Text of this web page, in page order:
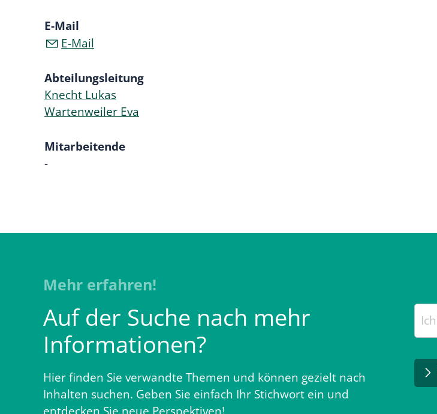
E-Mail
E-Mail
Abteilungsleitung
Knecht Lukas
Wartenweiler Eva
Mitarbeitende
-
Mehr erfahren!
Auf der Suche nach mehr
Informationen?
Hier finden Sie verwandte Themen und können gezielt nach
Inhalten suchen. Geben Sie einfach Ihr Stichwort ein und